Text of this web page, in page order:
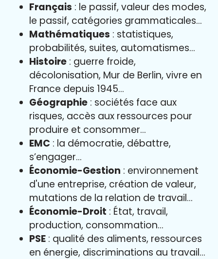
Français : le passif, valeur des modes,
le passif, catégories grammaticales…
Mathématiques : statistiques,
probabilités, suites, automatismes…
Histoire : guerre froide,
décolonisation, Mur de Berlin, vivre en
France depuis 1945…
Géographie : sociétés face aux
risques, accès aux ressources pour
produire et consommer…
EMC : la démocratie, débattre,
s’engager…
Économie-Gestion : environnement
d'une entreprise, création de valeur,
mutations de la relation de travail…
Économie-Droit : État, travail,
production, consommation…
PSE : qualité des aliments, ressources
en énergie, discriminations au travail…